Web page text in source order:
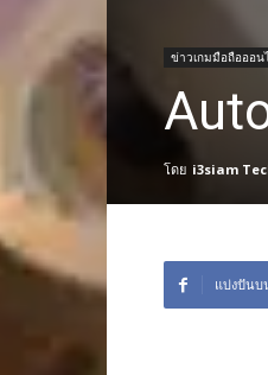
ข่าวเกมมือถือออน
โดย i3siam
แบ่งปันบ